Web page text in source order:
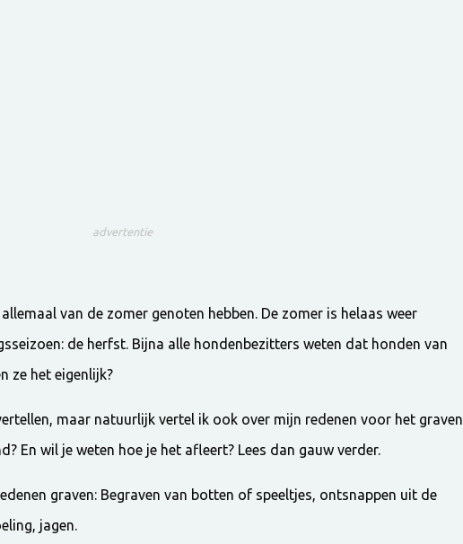
advertentie
van de zomer genoten hebben. De zomer is helaas weer
de herfst. Bijna alle hondenbezitters weten dat honden van
ze het eigenlijk?
maar natuurlijk vertel ik ook over mijn redenen voor het graven
En wil je weten hoe je het afleert? Lees dan gauw verder.
graven: Begraven van botten of speeltjes, ontsnappen uit de
jagen.